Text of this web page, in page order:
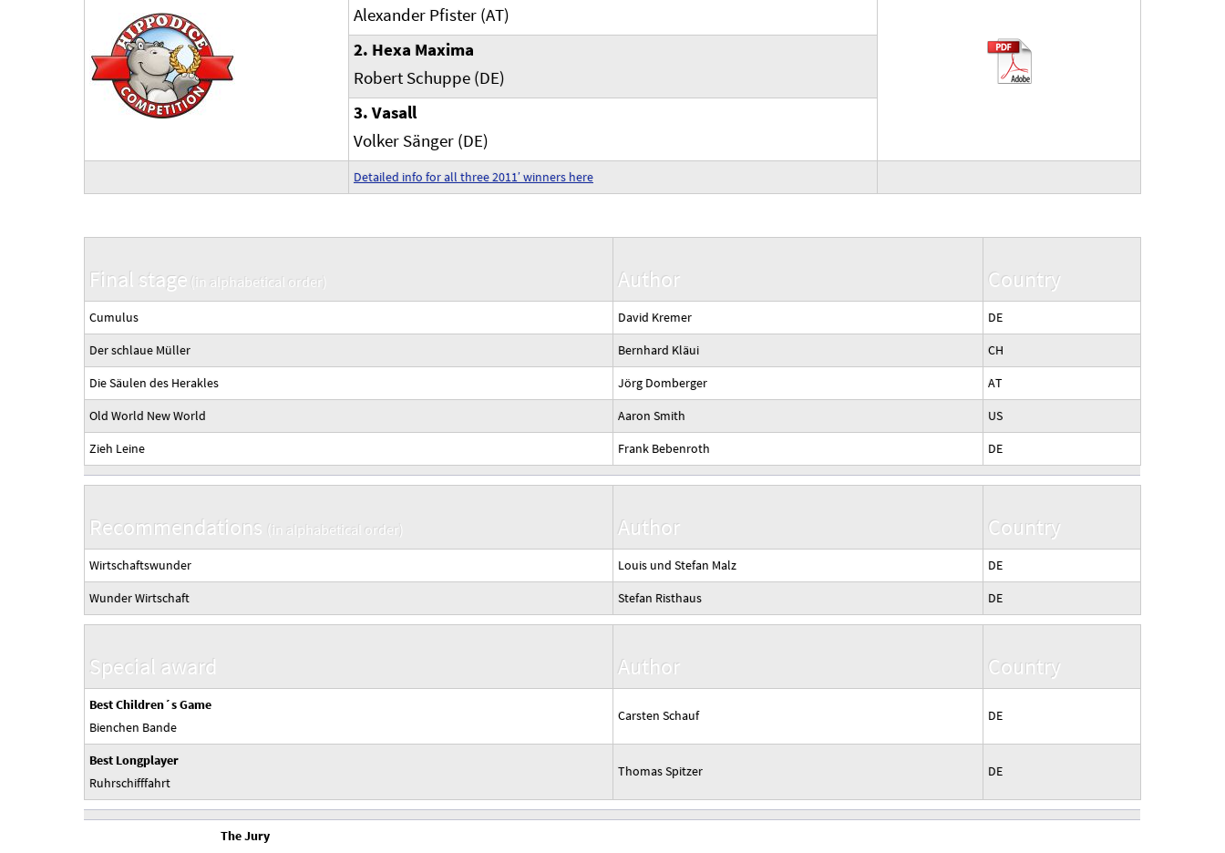
Alexander Pfister (AT)
2. Hexa Maxima
Robert Schuppe (DE)
3. Vasall
Volker Sänger (DE)
Detailed info for all three 2011′ winners here
Final stage (in alphabetical order) Author Country
Cumulus David Kremer
DE
Der schlaue Müller
Bernhard Kläui
CH
Die Säulen des Herakles
Jörg Domberger
AT
Old World New World
Aaron Smith
US
Zieh Leine
Frank Bebenroth DE
Recommendations (in alphabetical order) Author Country
Wirtschaftswunder Louis und Stefan Malz
DE
Wunder Wirtschaft
Stefan Risthaus DE
Special award Author Country
Best Children´s Game
Bienchen Bande
Carsten Schauf DE
Best Longplayer
Ruhrschifffahrt
Thomas Spitzer DE
The Jury